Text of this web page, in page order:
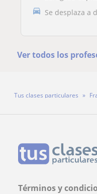
Se desplaza a
Ver todos los
Tus clases particulares
Términos y